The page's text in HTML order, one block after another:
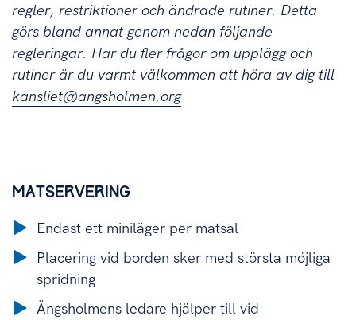
regler, restriktioner och ändrade rutiner. Detta
görs bland annat genom nedan följande
regleringar. Har du fler frågor om upplägg och
rutiner är du varmt välkommen att höra av dig till
kansliet@angsholmen.org
MATSERVERING
Endast ett miniläger per matsal
Placering vid borden sker med största möjliga
spridning
Ängsholmens ledare hjälper till vid